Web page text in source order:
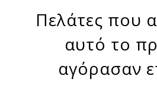
Πελάτες που
αυτό το
αγόρασαν